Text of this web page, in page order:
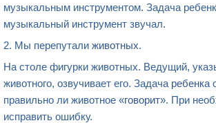
музыкальным инструментом. Задача
музыкальный инструмент звучал.
2. Мы перепутали животных.
На столе фигурки животных. Ведущий,
животного, озвучивает его. Задача ребенка
правильно ли животное «говорит». При
исправить ошибку.